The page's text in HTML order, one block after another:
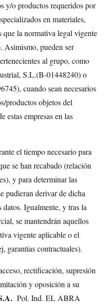
y/o productos requeridos por
en materiales,
la normativa legal vigente
Asimismo, pueden ser
al grupo, como
S.L.(B-01448240) o
cuando sean necesarios
productos objetos del
estas empresas en las
el tiempo necesario para
se han recabado (relación
y para determinar las
pudieran derivar de dicha
Igualmente, y tras la
se mantendrán aquellos
vigente aplicable o el
garantías contractuales).
rectificación, supresión
y oposición a su
Pol. Ind. EL ABRA